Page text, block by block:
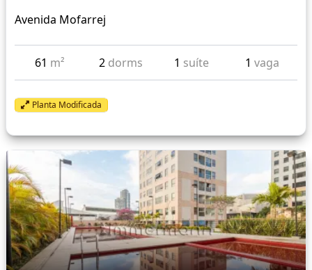
Avenida Mofarrej
61 m² 2 dorms 1 suíte 1 vaga
Planta Modificada